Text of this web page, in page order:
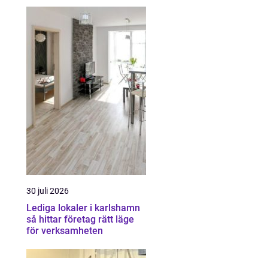
30 juli 2026
Lediga lokaler i karlshamn
så hittar företag rätt läge
för verksamheten